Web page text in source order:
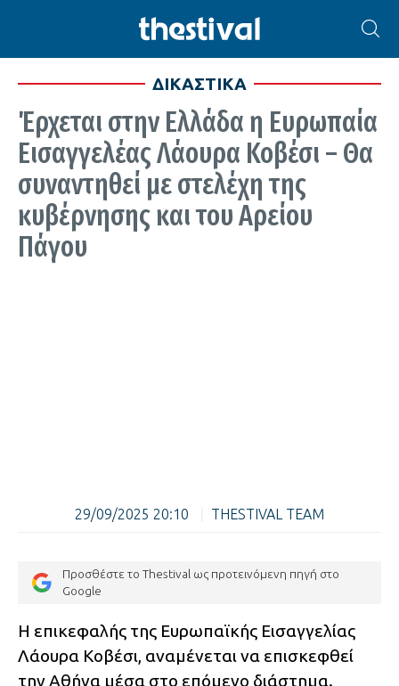
ΔΙΚΑΣΤΙΚΑ
Έρχεται στην Ελλάδα η Ευρωπαία
Εισαγγελέας Λάουρα Κοβέσι – Θα
συναντηθεί με στελέχη της
κυβέρνησης και του Αρείου
Πάγου
29/09/2025 20:10 THESTIVAL TEAM
Προσθέστε το Thestival ως προτεινόμενη πηγή στο
Google
Η επικεφαλής της Ευρωπαϊκής Εισαγγελίας
Λάουρα Κοβέσι, αναμένεται να επισκεφθεί
την Αθήνα μέσα στο επόμενο διάστημα.